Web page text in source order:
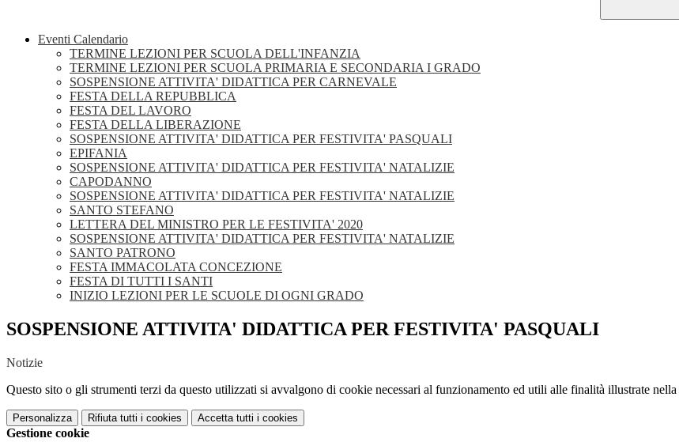
Eventi Calendario
TERMINE LEZIONI PER SCUOLA DELL'INFANZIA
TERMINE LEZIONI PER SCUOLA PRIMARIA E SECONDARIA I GRADO
SOSPENSIONE ATTIVITA' DIDATTICA PER CARNEVALE
FESTA DELLA REPUBBLICA
FESTA DEL LAVORO
FESTA DELLA LIBERAZIONE
SOSPENSIONE ATTIVITA' DIDATTICA PER FESTIVITA' PASQUALI
EPIFANIA
SOSPENSIONE ATTIVITA' DIDATTICA PER FESTIVITA' NATALIZIE
CAPODANNO
SOSPENSIONE ATTIVITA' DIDATTICA PER FESTIVITA' NATALIZIE
SANTO STEFANO
LETTERA DEL MINISTRO PER LE FESTIVITA' 2020
SOSPENSIONE ATTIVITA' DIDATTICA PER FESTIVITA' NATALIZIE
SANTO PATRONO
FESTA IMMACOLATA CONCEZIONE
FESTA DI TUTTI I SANTI
INIZIO LEZIONI PER LE SCUOLE DI OGNI GRADO
SOSPENSIONE ATTIVITA' DIDATTICA PER FESTIVITA' PASQUALI
Notizie
Questo sito o gli strumenti terzi da questo utilizzati si avvalgono di cookie necessari al funzionamento ed utili alle finalità illustrate nella
Personalizza Rifiuta tutti i cookies Accetta tutti i cookies
Gestione cookie